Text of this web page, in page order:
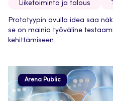
Liiketoiminta ja talous
Prototyypin avulla idea saa
se on mainio työväline
kehittämiseen.
Arena Public